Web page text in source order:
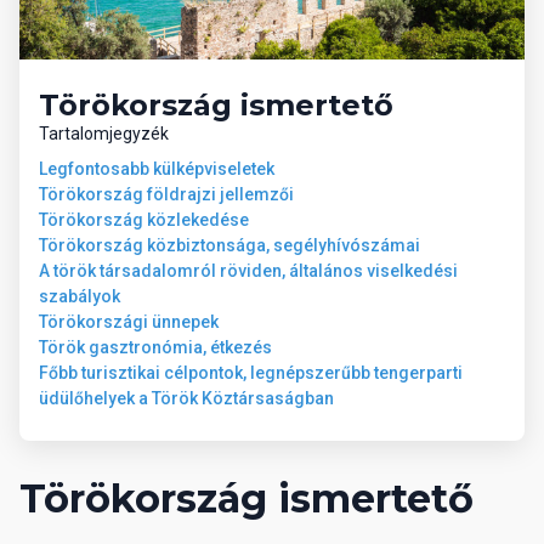
Törökország ismertető
Tartalomjegyzék
Legfontosabb külképviseletek
Törökország földrajzi jellemzői
Törökország közlekedése
Törökország közbiztonsága, segélyhívószámai
A török társadalomról röviden, általános viselkedési
szabályok
Törökországi ünnepek
Török gasztronómia, étkezés
Főbb turisztikai célpontok, legnépszerűbb tengerparti
üdülőhelyek a Török Köztársaságban
Törökország ismertető